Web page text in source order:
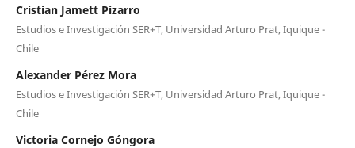
Cristian Jamett Pizarro
Estudios e Investigación SER+T, Universidad Arturo Prat, Iquique -
Chile
Alexander Pérez Mora
Estudios e Investigación SER+T, Universidad Arturo Prat, Iquique -
Chile
Victoria Cornejo Góngora